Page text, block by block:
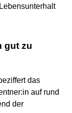
gut zu
das
auf rund
der